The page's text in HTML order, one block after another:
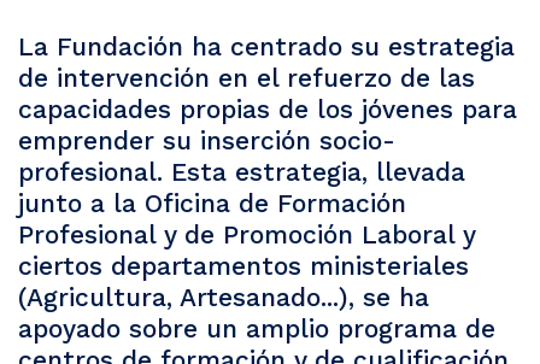
La Fundación ha centrado su estrategia
de intervención en el refuerzo de las
capacidades propias de los jóvenes para
emprender su inserción socio-
profesional. Esta estrategia, llevada
junto a la Oficina de Formación
Profesional y de Promoción Laboral y
ciertos departamentos ministeriales
(Agricultura, Artesanado...), se ha
apoyado sobre un amplio programa de